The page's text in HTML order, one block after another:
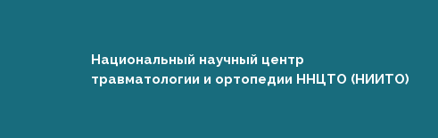
Национальный научный центр
травматологии и ортопедии ННЦТО (НИИТО)